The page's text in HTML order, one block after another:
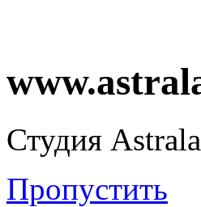
Студия
Пропустить